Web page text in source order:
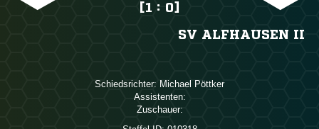
[1 : 0]
SV ALFHAUSEN II
Schiedsrichter:  
Assistenten:
Zuschauer: